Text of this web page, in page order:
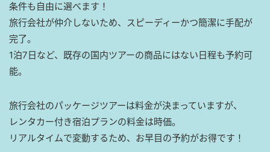
条件も自由に選べます！
旅行会社が仲介しないため、スピーディーかつ簡潔に手配が
完了。
1泊7日など、既存の国内ツアーの商品にはない日程も予約可
能。
旅行会社のパッケージツアーは料金が決まっていますが、
レンタカー付き宿泊プランの料金は時価。
リアルタイムで変動するため、お早目の予約がお得です！